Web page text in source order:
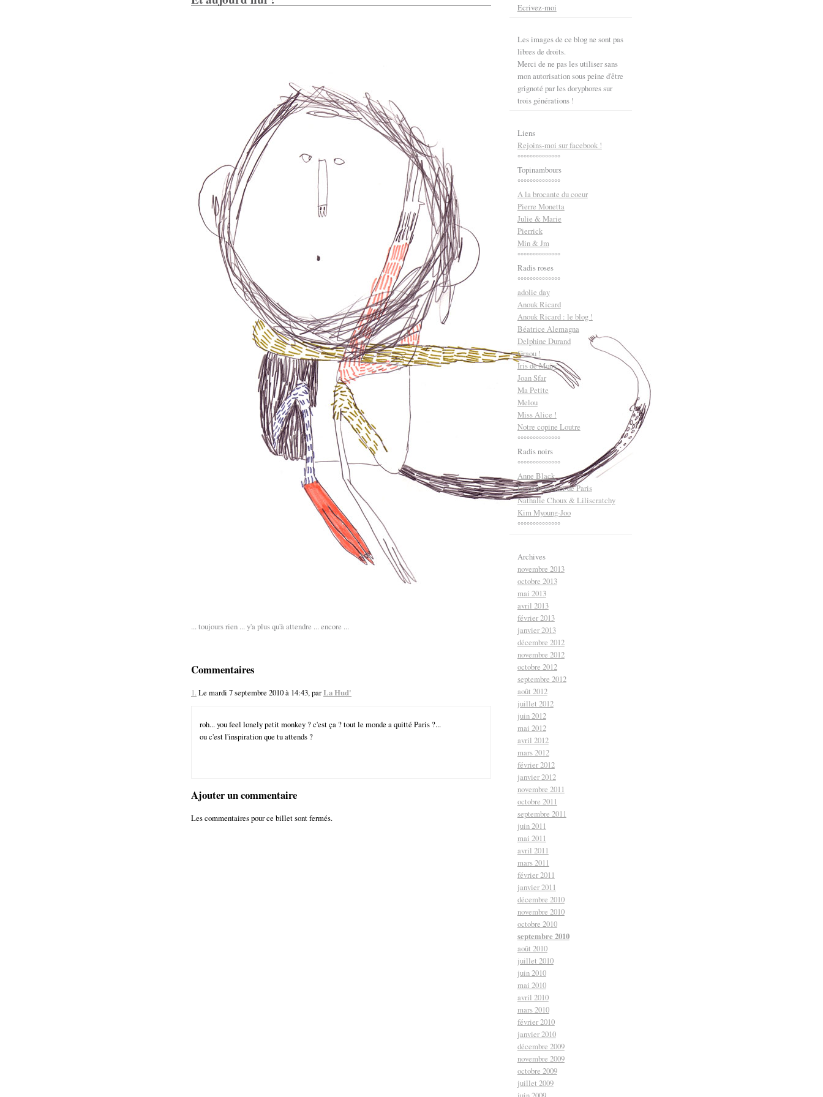
... toujours rien ... y'a plus qu'à attendre ... encore ...
Commentaires
1. Le mardi 7 septembre 2010 à 14:43, parLa Hud'
roh... you feel lonely petit monkey ? c'est ça ? tout le monde a quitté Paris ?...
ou c'est l'inspiration que tu attends ?
Ajouter un commentaire
Les commentaires pour ce billet sont fermés.
Ecrivez-moi
Les images de ce blog ne sont pas
libres de droits.
Merci de ne pas les utiliser sans
mon autorisation sous peine d'être
grignoté par les doryphores sur
trois générations !
Liens
Rejoins-moi sur facebook !
°°°°°°°°°°°°°°
Topinambours
°°°°°°°°°°°°°°
A la brocante du coeur
Pierre Monetta
Julie & Marie
Pierrick
Min & Jm
°°°°°°°°°°°°°°
Radis roses
°°°°°°°°°°°°°°
adolie day
Anouk Ricard
Anouk Ricard : le blog !
Béatrice Alemagna
Delphine Durand
Graou !
Iris de Moüy
Joan Sfar
Ma Petite
Melou
Miss Alice !
Notre copine Loutre
°°°°°°°°°°°°°°
Radis noirs
°°°°°°°°°°°°°°
Anne Black
Le petit atelier de Paris
Nathalie Choux & Liliscratchy
Kim Myoung-Joo
°°°°°°°°°°°°°°
Archives
novembre 2013
octobre 2013
mai 2013
avril 2013
février 2013
janvier 2013
décembre 2012
novembre 2012
octobre 2012
septembre 2012
août 2012
juillet 2012
juin 2012
mai 2012
avril 2012
mars 2012
février 2012
janvier 2012
novembre 2011
octobre 2011
septembre 2011
juin 2011
mai 2011
avril 2011
mars 2011
février 2011
janvier 2011
décembre 2010
novembre 2010
octobre 2010
septembre 2010
août 2010
juillet 2010
juin 2010
mai 2010
avril 2010
mars 2010
février 2010
janvier 2010
décembre 2009
novembre 2009
octobre 2009
juillet 2009